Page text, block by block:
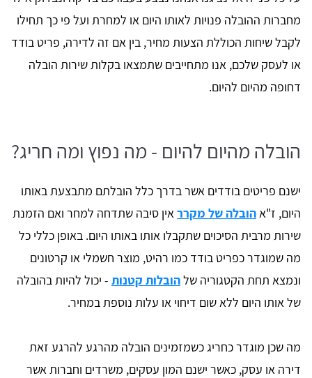
מחברות ההובלה פנויות לאותו היום או למחרת ועל פי כך תחילו
לקבל שיחות הכוללת הצעות מחיר, בין אם זה לדירה, פריט בודד
או לעסק שלכם, אנו מתחייבים שתמצאו בקלות שירות הובלה
דחופה מהיום להיום.
הובלה מהיום להיום - מה נפוץ ומה חריג?
ישנם פריטים בודדים אשר בדרך כלל הובלתם מתבצעת באותו
היום, ז"א הובלה של מקרר אין סיבה שתדחה למחר ואם הזמנת
שירות מרבית הסיכוים שתקבלו אותו באותו היום. באופן כללי כל
מה שמוגדר כפריט בודד כמו רהיט, מוצר חשמלי או קרטונים
ונמצא תחת הקטגוריה שלהובלות קטנות - יכול להיות בהובלה
של אותו היום ללא שום דיחוי או עלות נוספת במחיר.
מה שכן מוגדר כחריג כשמזמינים הובלה מהרגע להרגע זאת
דירה או עסק, כאשר ישנם המון עסקים, משרדים וחברות אשר